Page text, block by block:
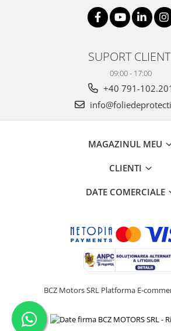
SUPORT
09:00 - 17:00
+40 791-
MAGAZINUL MEU
CLIENTI
DATE COMERCIALE
BCZ Motors SRL Platforma E-